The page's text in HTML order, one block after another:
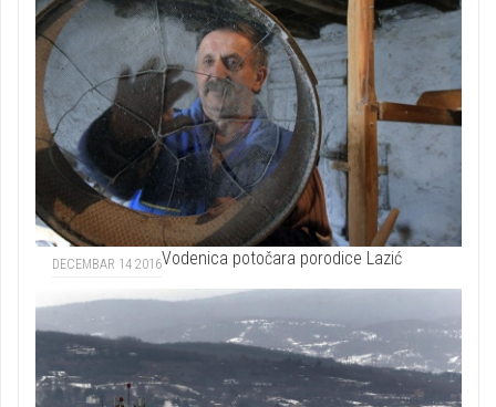
DECEMBAR 14 2016Vodenica potočara porodice Lazić